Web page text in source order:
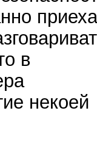
в
некоей